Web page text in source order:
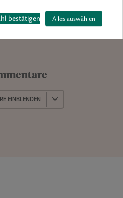
bestätigen Alles auswählen
william-kentridge
EINBLENDEN